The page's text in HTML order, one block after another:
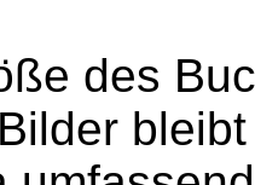
des